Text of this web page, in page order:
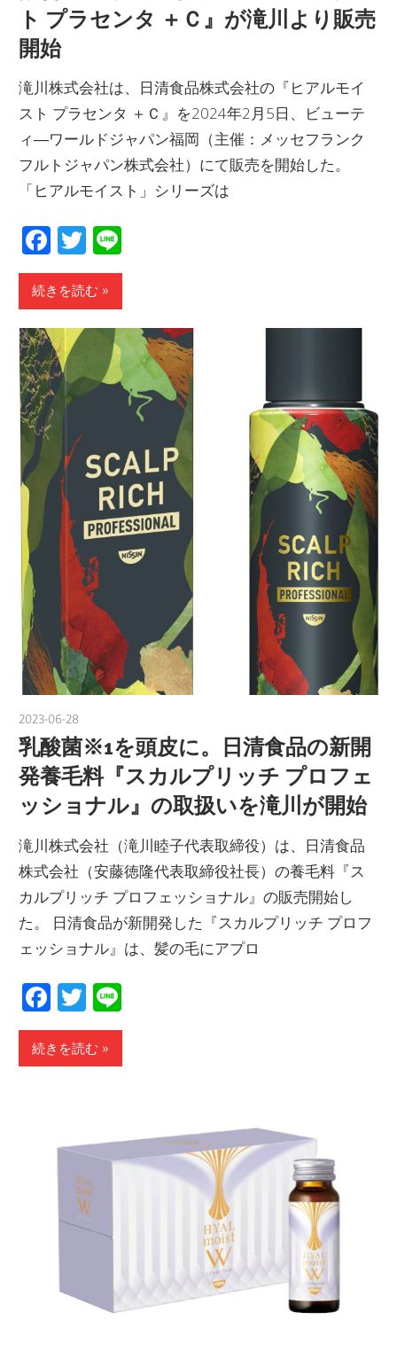
ト プラセンタ ＋Ｃ』が滝川より販売
開始
滝川株式会社は、日清食品株式会社の『ヒアルモイ
スト プラセンタ ＋Ｃ』を2024年2月5日、ビューテ
ィ―ワールドジャパン福岡（主催：メッセフランク
フルトジャパン株式会社）にて販売を開始した。
「ヒアルモイスト」シリーズは
Facebook
Twitter
続きを読む
2023-06-28
乳酸菌※1を頭皮に。日清食品の新開
発養毛料『スカルプリッチ プロフェ
ッショナル』の取扱いを滝川が開始
滝川株式会社（滝川睦子代表取締役）は、日清食品
株式会社（安藤徳隆代表取締役社長）の養毛料『ス
カルプリッチ プロフェッショナル』の販売開始し
た。 日清食品が新開発した『スカルプリッチ プロフ
ェッショナル』は、髪の毛にアプロ
Facebook
Twitter
続きを読む